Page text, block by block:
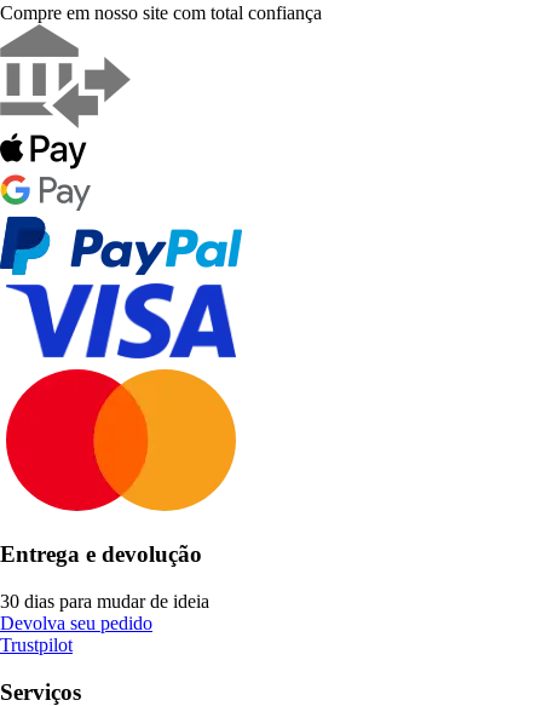
Compre em nosso site com total confiança
Entrega e devolução
30 dias para mudar de ideia
Devolva seu pedido
Trustpilot
Serviços